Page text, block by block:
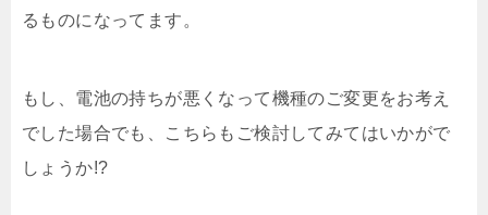
るものになってます。
もし、電池の持ちが悪くなって機種のご変更をお考え
でした場合でも、こちらもご検討してみてはいかがで
しょうか!?